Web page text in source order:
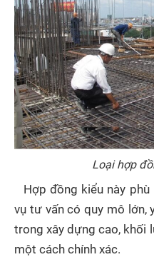
Loại hợp
Hợp đồng kiểu này
vụ tư vấn có quy mô lớn,
trong xây dựng cao, khối
một cách chính xác.